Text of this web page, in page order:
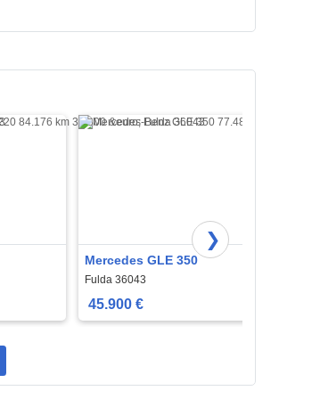
Mercedes GLE 350
Fulda 36043
45.900 €
❯